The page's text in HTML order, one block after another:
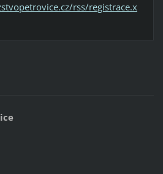
rss/registrace.x